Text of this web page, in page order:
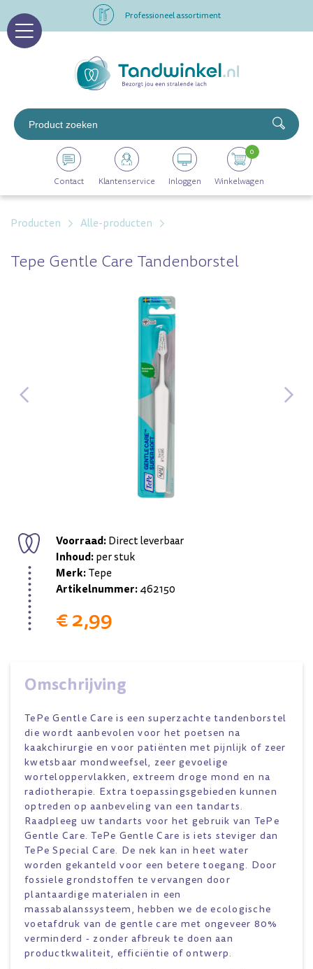
Professioneel assortiment
Op werkdagen voor 16.00 uur besteld, morgen in huis
Professioneel assortiment
Altijd op voorraad
Contact Klantenservice Inloggen Winkelwagen
0
Producten Alle-producten
Tepe Gentle Care Tandenborstel
Voorraad:Direct leverbaar
Inhoud:per stuk
Merk:Tepe
Artikelnummer:462150
€ 2,99
Omschrijving
TePe Gentle Care is een superzachte tandenborstel
die wordt aanbevolen voor het poetsen na
kaakchirurgie en voor patiënten met pijnlijk of zeer
kwetsbaar mondweefsel, zeer gevoelige
worteloppervlakken, extreem droge mond en na
radiotherapie. Extra toepassingsgebieden kunnen
optreden op aanbeveling van een tandarts.
Raadpleeg uw tandarts voor het gebruik van TePe
Gentle Care. TePe Gentle Care is iets steviger dan
TePe Special Care. De nek kan in heet water
worden gekanteld voor een betere toegang. Door
fossiele grondstoffen te vervangen door
plantaardige materialen in een
massabalanssysteem, hebben we de ecologische
voetafdruk van de gentle care met ongeveer 80%
verminderd - zonder afbreuk te doen aan
productkwaliteit, efficiëntie of ontwerp.